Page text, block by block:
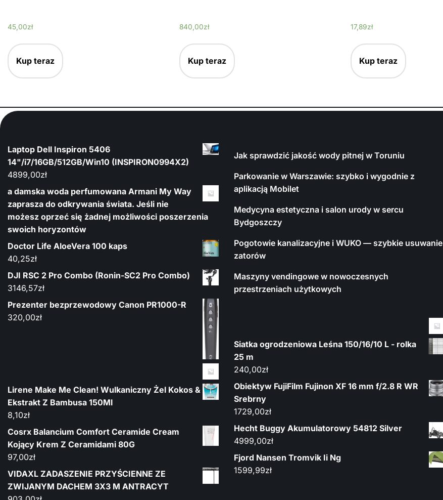
45,00zł
Kup teraz
840,00zł
Kup teraz
17,89zł
Kup teraz
Laptop Dell Inspiron 5406
14"/i7/16GB/512GB/Win10 (INSPIRON0994X2)
4899,00zł
a damska woda perfumowana Armani My Way
zaprasza do odkrywania świata. Jeśli nie
możesz oprzeć się żadnej możliwości poszerzenia
swoich horyzontów
Doctor Life AloeVera 100 kaps
40,25zł
DJI RSC 2 Pro Combo (Ronin-SC2 Pro Combo)
3146,57zł
Prezenter bezprzewodowy Canon PR1000-R
320,00zł
Lirene Make Me Clean! Wulkaniczny Żel Kokos &
Ekstrakt Z Bambusa 150Ml
8,10zł
Cosrx Balancium Comfort Ceramide Cream
Kojący Krem Z Ceramidami 80G
97,00zł
VIDAXL ZADASZENIE PRZYŚCIENNE ZE
ZWIJANYM DACHEM 3X3 M ANTRACYT
Jak sprawdzić jakość wody pitnej w Toruniu
Parkowanie w Warszawie: szybko i wygodnie z
aplikacją Mobilet
Medycyna estetyczna i salon urody w sercu
Bydgoszczy
Pogotowie kanalizacyjne i WUKO — szybkie usuwanie
zatorów
Maszyny vendingowe w nowoczesnych
przestrzeniach użytkowych
Siatka ogrodzeniowa Leśna 150/16/10 L - rolka
25 m
240,00zł
Obiektyw FujiFilm Fujinon XF 16 mm f/2.8 R WR
Srebrny
1729,00zł
Hecht Buggy Akumulatorowy 54812 Silver
4999,00zł
Fjord Nansen Tromvik Ii Ng
1599,99zł